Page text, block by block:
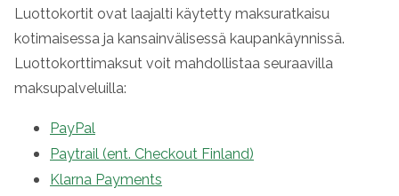
Luottokortit ovat laajalti käytetty maksuratkaisu
kotimaisessa ja kansainvälisessä kaupankäynnissä.
Luottokorttimaksut voit mahdollistaa seuraavilla
maksupalveluilla:
PayPal
Paytrail (ent. Checkout Finland)
Klarna Payments